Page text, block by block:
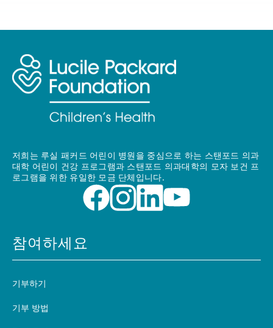
저희는 루실 패커드 어린이 병원을 중심으로 하는 스탠포드 의과
대학 어린이 건강 프로그램과 스탠포드 의과대학의 모자 보건 프
로그램을 위한 유일한 모금 단체입니다.
참여하세요
기부하기
기부 방법